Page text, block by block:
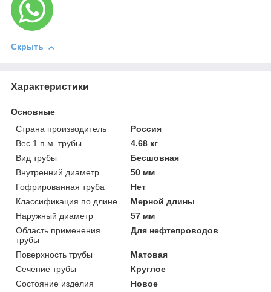
Скрыть
Характеристики
Основные
Страна производитель
Россия
Вес 1 п.м. трубы
4.68 кг
Вид трубы
Бесшовная
Внутренний диаметр
50 мм
Гофрированная труба
Нет
Классификация по длине
Мерной длины
Наружный диаметр
57 мм
Область применения
трубы
Для нефтепроводов
Поверхность трубы
Матовая
Сечение трубы
Круглое
Состояние изделия
Новое